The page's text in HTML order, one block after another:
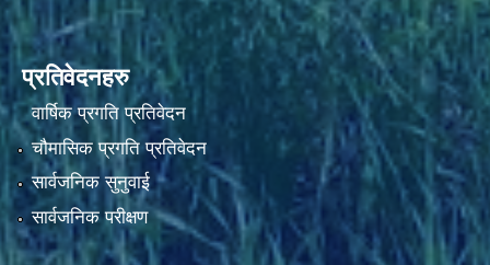
प्रतिवेदनहरु
वार्षिक प्रगति प्रतिवेदन
चौमासिक प्रगति प्रतिवेदन
सार्वजनिक सुनुवाई
सार्वजनिक परीक्षण